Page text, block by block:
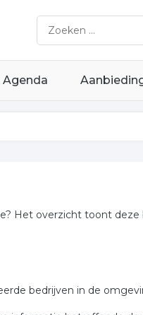
Agenda
Het overzicht toont deze
bedrijven in de